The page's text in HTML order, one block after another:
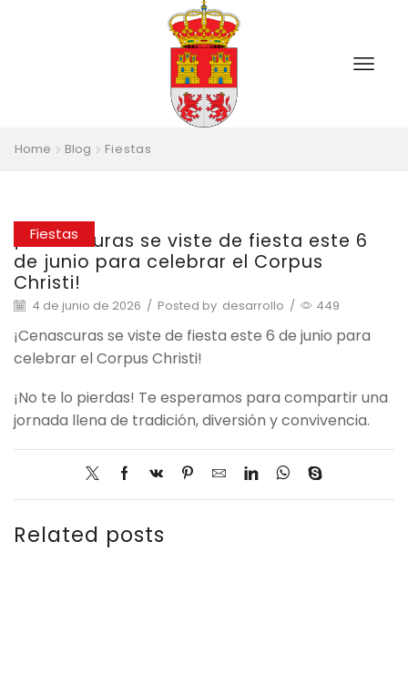
Home Blog Fiestas
Fiestas
¡Cenascuras se viste de fiesta este 6
de junio para celebrar el Corpus
Christi!
4 de junio de 2026 / Posted by desarrollo / 449
¡Cenascuras se viste de fiesta este 6 de junio para
celebrar el Corpus Christi!
¡No te lo pierdas! Te esperamos para compartir una
jornada llena de tradición, diversión y convivencia.
Related posts